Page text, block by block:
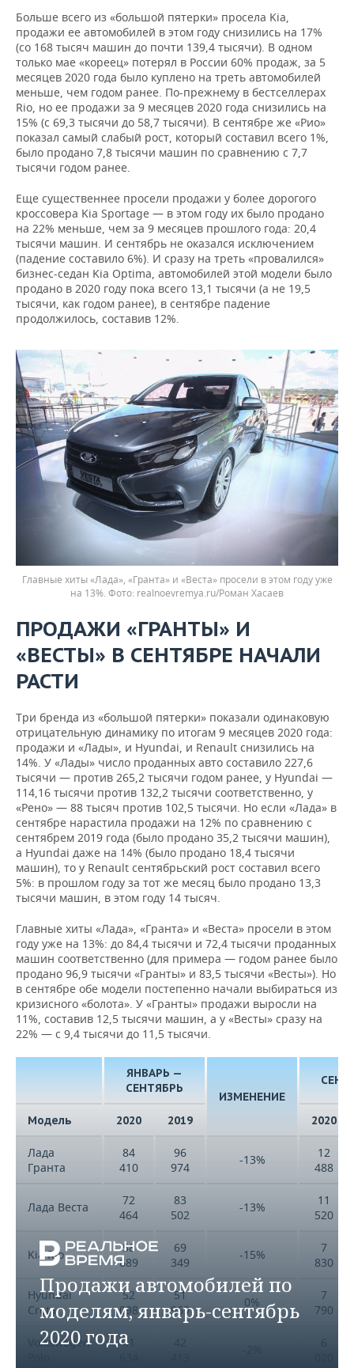
Больше всего из «большой пятерки» просела Kia,
продажи ее автомобилей в этом году снизились на 17%
(со 168 тысяч машин до почти 139,4 тысячи). В одном
только мае «кореец» потерял в России 60% продаж, за 5
месяцев 2020 года было куплено на треть автомобилей
меньше, чем годом ранее. По-прежнему в бестселлерах
Rio, но ее продажи за 9 месяцев 2020 года снизились на
15% (с 69,3 тысячи до 58,7 тысячи). В сентябре же «Рио»
показал самый слабый рост, который составил всего 1%,
было продано 7,8 тысячи машин по сравнению с 7,7
тысячи годом ранее.
Еще существеннее просели продажи у более дорогого
кроссовера Kia Sportage — в этом году их было продано
на 22% меньше, чем за 9 месяцев прошлого года: 20,4
тысячи машин. И сентябрь не оказался исключением
(падение составило 6%). И сразу на треть «провалился»
бизнес-седан Kia Optima, автомобилей этой модели было
продано в 2020 году пока всего 13,1 тысячи (а не 19,5
тысячи, как годом ранее), в сентябре падение
продолжилось, составив 12%.
Главные хиты «Лада», «Гранта» и «Веста» просели в этом году уже
на 13%.
realnoevremya.ru/Роман Хасаев
ПРОДАЖИ «ГРАНТЫ» И
«ВЕСТЫ» В СЕНТЯБРЕ НАЧАЛИ
РАСТИ
Три бренда из «большой пятерки» показали одинаковую
отрицательную динамику по итогам 9 месяцев 2020 года:
продажи и «Лады», и Hyundai, и Renault снизились на
14%. У «Лады» число проданных авто составило 227,6
тысячи — против 265,2 тысячи годом ранее, у Hyundai —
114,16 тысячи против 132,2 тысячи соответственно, у
«Рено» — 88 тысяч против 102,5 тысячи. Но если «Лада» в
сентябре нарастила продажи на 12% по сравнению с
сентябрем 2019 года (было продано 35,2 тысячи машин),
а Hyundai даже на 14% (было продано 18,4 тысячи
машин), то у Renault сентябрьский рост составил всего
5%: в прошлом году за тот же месяц было продано 13,3
тысячи машин, в этом году 14 тысяч.
Главные хиты «Лада», «Гранта» и «Веста» просели в этом
году уже на 13%: до 84,4 тысячи и 72,4 тысячи проданных
машин соответственно (для примера — годом ранее было
продано 96,9 тысячи «Гранты» и 83,5 тысячи «Весты»). Но
в сентябре обе модели постепенно начали выбираться из
кризисного «болота». У «Гранты» продажи выросли на
11%, составив 12,5 тысячи машин, а у «Весты» сразу на
22% — с 9,4 тысячи до 11,5 тысячи.
Продажи автомобилей по
моделям, январь-сентябрь
2020 года
ЯНВАРЬ —
СЕНТЯБРЬ
ИЗМЕНЕНИЕ
Модель 2020 2019 2020
Лада
Гранта
84
410
96
974
-13%
12
488
Лада Веста
72
464
83
502
-13%
11
520
Kia Rio
58
689
69
349
-15%
7
830
Hyundai
Creta
52
098
51
969
0%
7
790
Volkswagen
41
42
6